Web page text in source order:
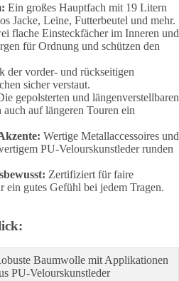
Ein großes Hauptfach mit 19 Litern
Jacke, Leine, Futterbeutel und mehr.
flache Einsteckfächer im Inneren und
für Ordnung und schützen den
der vorder- und rückseitigen
sicher verstaut.
gepolsterten und längenverstellbaren
auch auf längeren Touren ein
Wertige Metallaccessoires und
PU-Velourskunstleder runden
Zertifiziert für faire
ein gutes Gefühl bei jedem Tragen.
Baumwolle mit Applikationen
PU-Velourskunstleder